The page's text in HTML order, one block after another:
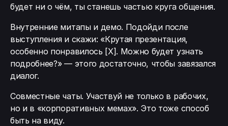
будет ни о чём, ты станешь частью круга общения.
Внутренние митапы и демо. Подойди после
выступления и скажи: «Крутая презентация,
особенно понравилось [X]. Можно будет узнать
подробнее?» — этого достаточно, чтобы завязался
диалог.
Совместные чаты. Участвуй не только в рабочих,
но и в «корпоративных мемах». Это тоже способ
быть на виду.